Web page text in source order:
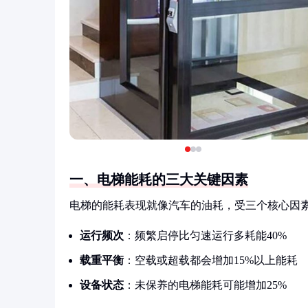
一、电梯能耗的三大关键因素
电梯的能耗表现就像汽车的油耗，受三个核心因
运行频次 ：频繁启停比匀速运行多耗能40%
载重平衡 ：空载或超载都会增加15%以上能耗
设备状态 ：未保养的电梯能耗可能增加25%